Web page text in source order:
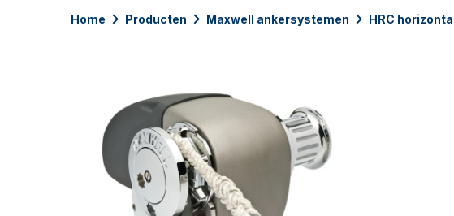
Home Producten Maxwell ankersystemen HRC